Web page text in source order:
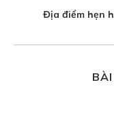
Địa điểm hẹn